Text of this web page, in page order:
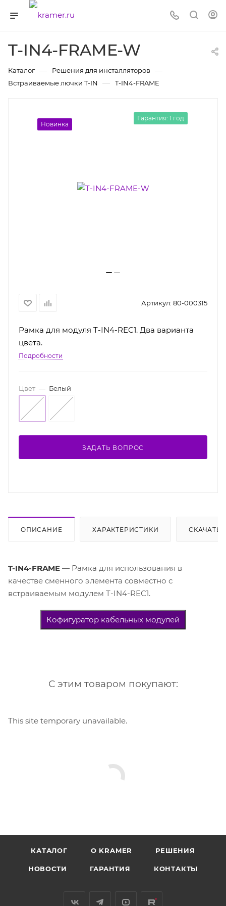
T-IN4-FRAME-W
Каталог — Решения для инсталляторов —
Встраиваемые лючки T-IN — T-IN4-FRAME
Новинка
Гарантия: 1 год
Артикул: 80-000315
Рамка для модуля T-IN4-REC1. Два варианта
цвета.
Подробности
Цвет — Белый
ЗАДАТЬ ВОПРОС
ОПИСАНИЕ ХАРАКТЕРИСТИКИ СКАЧАТЬ
T-IN4-FRAME — Рамка для использования в
качестве сменного элемента совместно с
встраиваемым модулем T-IN4-REC1.
Кофигуратор кабельных модулей
С этим товаром покупают:
This site temporary unavailable.
КАТАЛОГ O KRAMER РЕШЕНИЯ
НОВОСТИ ГАРАНТИЯ КОНТАКТЫ